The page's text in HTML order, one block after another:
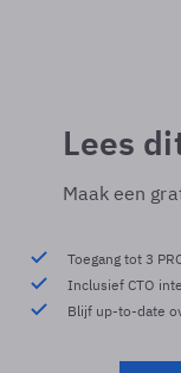
Lees
Maak een
Toegang tot 3
Inclusief CTO
Blijf up-to-date